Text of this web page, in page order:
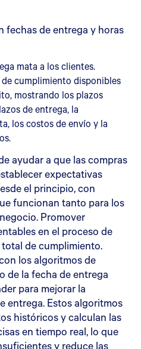
fechas de entrega y horas
mata a los clientes.
cumplimiento disponibles
mostrando los plazos
de entrega, la
los costos de envío y la
ayudar a que las compras
expectativas
el principio, con
funcionan tanto para los
Promover
en el proceso de
de cumplimiento.
los algoritmos de
de la fecha de entrega
para mejorar la
entrega. Estos algoritmos
históricos y calculan las
en tiempo real, lo que
y reduce las